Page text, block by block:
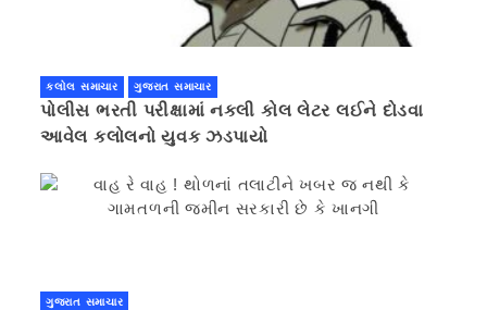
કલોલ સમાચાર ગુજરાત સમાચાર
પોલીસ ભરતી પરીક્ષામાં નકલી કોલ લેટર લઈને દોડવા
આવેલ કલોલનો યુવક ઝડપાયો
ગુજરાત સમાચાર